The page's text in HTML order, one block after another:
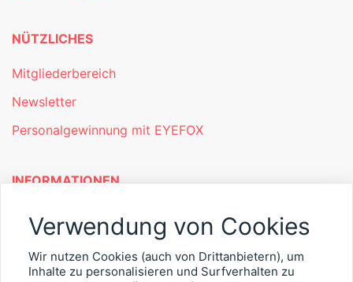
NÜTZLICHES
Mitgliederbereich
Newsletter
Personalgewinnung mit EYEFOX
INFORMATIONEN
Was ist EYEFOX – Ihre Möglichkeiten
Kontakt
Verwendung von Cookies
Wir nutzen Cookies (auch von Drittanbietern), um
Inhalte zu personalisieren und Surfverhalten zu